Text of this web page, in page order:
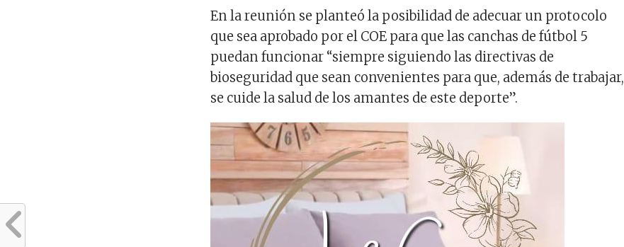
En la reunión se planteó la posibilidad de adecuar un protocolo
que sea aprobado por el COE para que las canchas de fútbol 5
puedan funcionar “siempre siguiendo las directivas de
bioseguridad que sean convenientes para que, además de trabajar,
se cuide la salud de los amantes de este deporte”.